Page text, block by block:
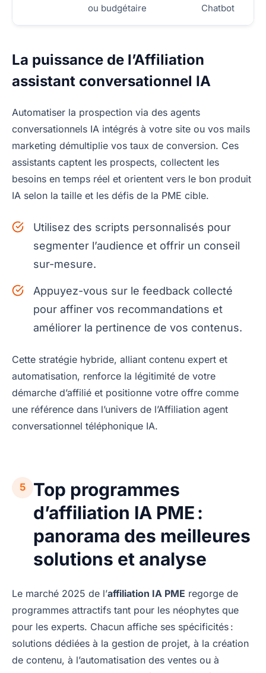
ou budgétaire
Chatbot
La puissance de l’Affiliation
assistant conversationnel IA
Automatiser la prospection via des agents
conversationnels IA intégrés à votre site ou vos mails
marketing démultiplie vos taux de conversion. Ces
assistants captent les prospects, collectent les
besoins en temps réel et orientent vers le bon produit
IA selon la taille et les défis de la PME cible.
Utilisez des scripts personnalisés pour
segmenter l’audience et offrir un conseil
sur-mesure.
Appuyez-vous sur le feedback collecté
pour affiner vos recommandations et
améliorer la pertinence de vos contenus.
Cette stratégie hybride, alliant contenu expert et
automatisation, renforce la légitimité de votre
démarche d’affilié et positionne votre offre comme
une référence dans l’univers de l’Affiliation agent
conversationnel téléphonique IA.
5
Top programmes
d’affiliation IA PME :
panorama des meilleures
solutions et analyse
Le marché 2025 de l’affiliation IA PME regorge de
programmes attractifs tant pour les néophytes que
pour les experts. Chacun affiche ses spécificités :
solutions dédiées à la gestion de projet, à la création
de contenu, à l’automatisation des ventes ou à